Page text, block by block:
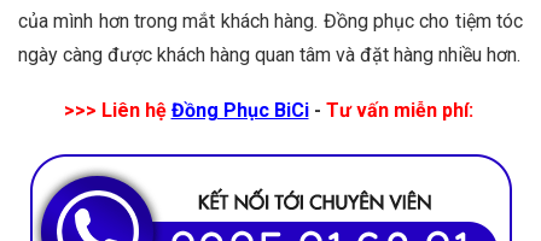
của mình hơn trong mắt khách hàng. Đồng phục cho tiệm tóc
ngày càng được khách hàng quan tâm và đặt hàng nhiều hơn.
>>> Liên hệ Đồng Phục BiCi- Tư vấn miễn phí: